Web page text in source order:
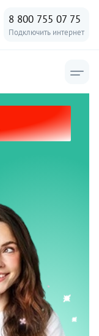
8 800 755 07 75
Подключить интернет